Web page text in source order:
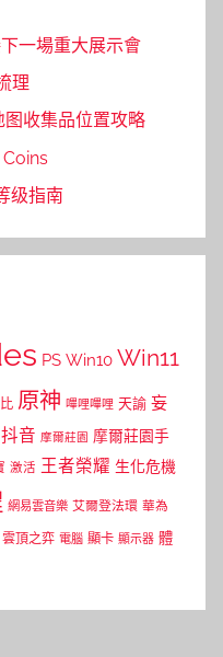
一場重大展示會
理
收集品位置攻略
级指南
PS Win10 Win11
原神 嗶哩嗶哩 天諭 妄
抖音 摩爾莊園 摩爾莊園手
激活 王者榮耀 生化危機
網易雲音樂 艾爾登法環 華為
雲頂之弈 電腦 顯卡 顯示器 體